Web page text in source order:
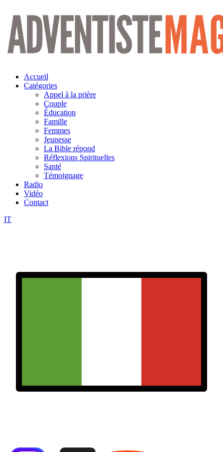
Aller
contenu
Accueil
Catégories
Appel à la prière
Couple
Éducation
Famille
Femmes
Jeunesse
La Bible répond
Réflexions Spirituelles
Santé
Témoignage
Radio
Vidéo
Contact
IT